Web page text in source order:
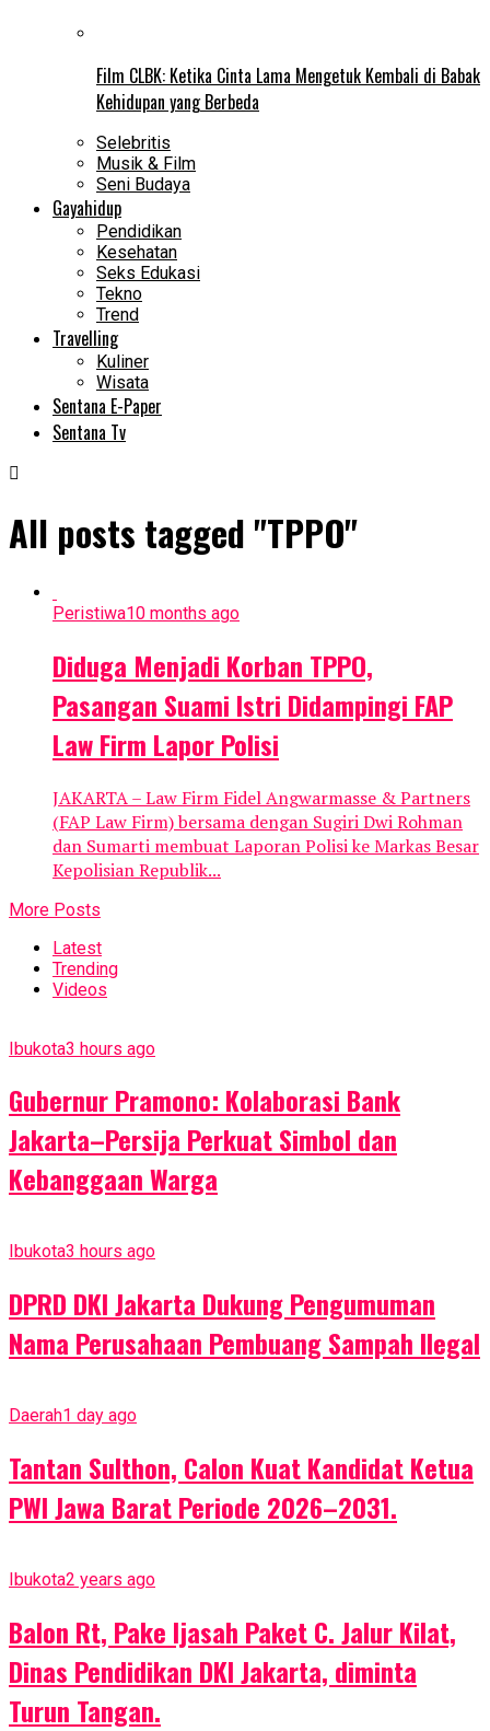
Film CLBK: Ketika Cinta Lama Mengetuk Kembali di Babak
Kehidupan yang Berbeda
Selebritis
Musik & Film
Seni Budaya
Gayahidup
Pendidikan
Kesehatan
Seks Edukasi
Tekno
Trend
Travelling
Kuliner
Wisata
Sentana E-Paper
Sentana Tv
All posts tagged "TPPO"
Peristiwa10 months ago
Diduga Menjadi Korban TPPO,
Pasangan Suami Istri Didampingi FAP
Law Firm Lapor Polisi
JAKARTA – Law Firm Fidel Angwarmasse & Partners
(FAP Law Firm) bersama dengan Sugiri Dwi Rohman
dan Sumarti membuat Laporan Polisi ke Markas Besar
Kepolisian Republik...
More Posts
Latest
Trending
Videos
Ibukota3 hours ago
Gubernur Pramono: Kolaborasi Bank
Jakarta–Persija Perkuat Simbol dan
Kebanggaan Warga
Ibukota3 hours ago
DPRD DKI Jakarta Dukung Pengumuman
Nama Perusahaan Pembuang Sampah Ilegal
Daerah1 day ago
Tantan Sulthon, Calon Kuat Kandidat Ketua
PWI Jawa Barat Periode 2026–2031.
Ibukota2 years ago
Balon Rt, Pake Ijasah Paket C. Jalur Kilat,
Dinas Pendidikan DKI Jakarta, diminta
Turun Tangan.